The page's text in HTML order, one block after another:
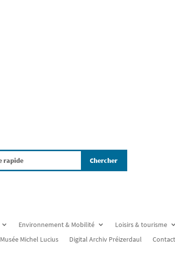
Environnement & Mobilité
Loisirs & tourisme
Musée Michel Lucius Digital Archiv Préizerdaul Contact